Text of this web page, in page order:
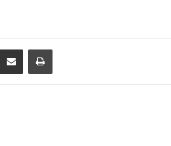
Share via Email Print